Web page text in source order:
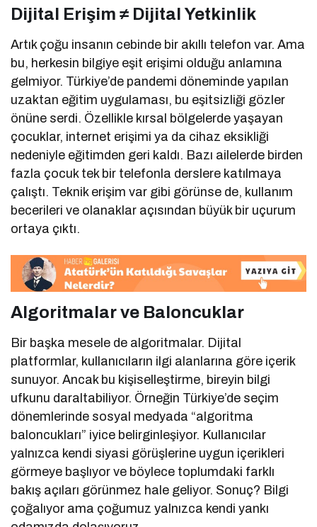
Dijital Erişim ≠ Dijital Yetkinlik
Artık çoğu insanın cebinde bir akıllı telefon var. Ama
bu, herkesin bilgiye eşit erişimi olduğu anlamına
gelmiyor. Türkiye’de pandemi döneminde yapılan
uzaktan eğitim uygulaması, bu eşitsizliği gözler
önüne serdi. Özellikle kırsal bölgelerde yaşayan
çocuklar, internet erişimi ya da cihaz eksikliği
nedeniyle eğitimden geri kaldı. Bazı ailelerde birden
fazla çocuk tek bir telefonla derslere katılmaya
çalıştı. Teknik erişim var gibi görünse de, kullanım
becerileri ve olanaklar açısından büyük bir uçurum
ortaya çıktı.
Algoritmalar ve Baloncuklar
Bir başka mesele de algoritmalar. Dijital
platformlar, kullanıcıların ilgi alanlarına göre içerik
sunuyor. Ancak bu kişiselleştirme, bireyin bilgi
ufkunu daraltabiliyor. Örneğin Türkiye’de seçim
dönemlerinde sosyal medyada “algoritma
baloncukları” iyice belirginleşiyor. Kullanıcılar
yalnızca kendi siyasi görüşlerine uygun içerikleri
görmeye başlıyor ve böylece toplumdaki farklı
bakış açıları görünmez hale geliyor. Sonuç? Bilgi
çoğalıyor ama çoğumuz yalnızca kendi yankı